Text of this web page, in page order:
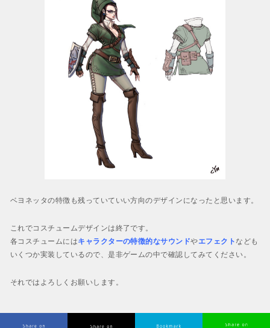
ベヨネッタの特徴も残っていていい方向のデザインになったと思います。
これでコスチュームデザインは終了です。
各コスチュームにはキャラクターの特徴的なサウンドやエフェクト なども
いくつか実装しているので、是非ゲームの中で確認してみてください。
それではよろしくお願いします。